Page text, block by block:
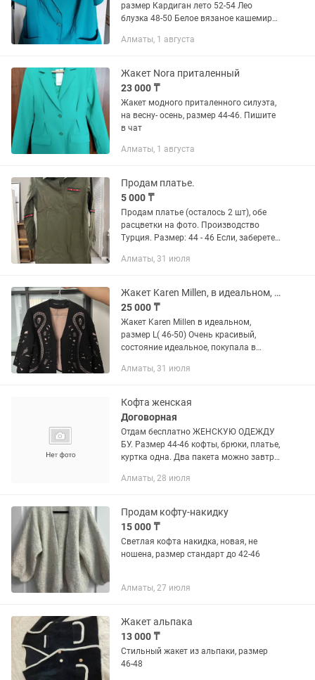
размер Кардиган лето 52-54 Лео
блузка 48-50 Белое вязаное кашемир
плечами 50-54 , блузка Лео на 50,
Алматы, 1 августа
Жакет Nora приталенный
23 000 ₸
Жакет модного приталенного силуэта,
на весну- осень, размер 44-46. Пишите
в чат
Алматы, 1 августа
Продам платье.
5 000 ₸
Продам платье (осталось 2 шт), обе
расцветки на фото. Производство
Турция. Размер: 44 - 46 Если, заберете
кардиганы и кофты (по несколько штук,
Алматы, 31 июля
Жакет Karen Millen, в идеальном, размер L
25 000 ₸
Жакет Karen Millen в идеальном,
размер L( 46-50) Очень красивый,
состояние идеальное, покупала в
Алматы, 31 июля
Кофта женская
Договорная
Отдам бесплатно ЖЕНСКУЮ ОДЕЖДУ
БУ. Размер 44-46 кофты, брюки, платье,
куртка одна. Два пакета можно завтра
Алматы, 28 июля
Продам кофту-накидку
15 000 ₸
Светлая кофта накидка, новая, не
ношена, размер стандарт до 42-46
Алматы, 27 июля
Жакет альпака
13 000 ₸
Стильный жакет из альпаки, размер
46-48